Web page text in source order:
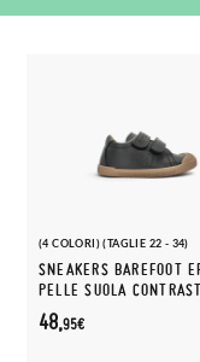
(4 COLORI) (TAGLIE 22 - 34)
SNEAKERS BAREFOOT
PELLE SUOLA
48,95€